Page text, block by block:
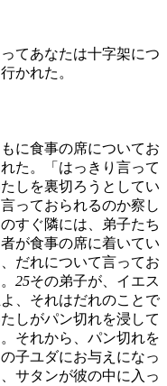
てあなたは十字架につ
かれた。
に食事の席についてお
た。「はっきり言って
しを裏切ろうとしてい
っておられるのか察し
すぐ隣には、弟子たち
が食事の席に着いてい
だれについて言ってお
25その弟子が、イエス
、それはだれのことで
しがパン切れを浸して
それから、パン切れを
子ユダにお与えになっ
サタンが彼の中に入っ